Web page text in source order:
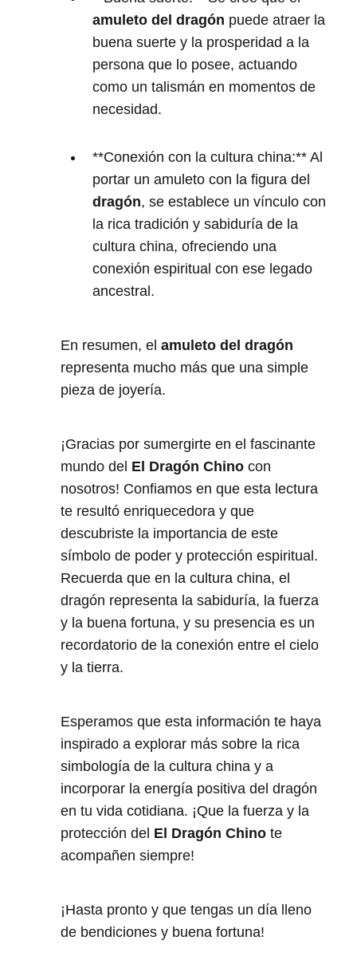
amuleto del dragón puede atraer la
buena suerte y la prosperidad a la
persona que lo posee, actuando
como un talismán en momentos de
necesidad.
**Conexión con la cultura china:** Al
portar un amuleto con la figura del
dragón, se establece un vínculo con
la rica tradición y sabiduría de la
cultura china, ofreciendo una
conexión espiritual con ese legado
ancestral.
En resumen, el amuleto del dragón
representa mucho más que una simple
pieza de joyería.
¡Gracias por sumergirte en el fascinante
mundo del El Dragón Chino con
nosotros! Confiamos en que esta lectura
te resultó enriquecedora y que
descubriste la importancia de este
símbolo de poder y protección espiritual.
Recuerda que en la cultura china, el
dragón representa la sabiduría, la fuerza
y la buena fortuna, y su presencia es un
recordatorio de la conexión entre el cielo
y la tierra.
Esperamos que esta información te haya
inspirado a explorar más sobre la rica
simbología de la cultura china y a
incorporar la energía positiva del dragón
en tu vida cotidiana. ¡Que la fuerza y la
protección del El Dragón Chino te
acompañen siempre!
¡Hasta pronto y que tengas un día lleno
de bendiciones y buena fortuna!